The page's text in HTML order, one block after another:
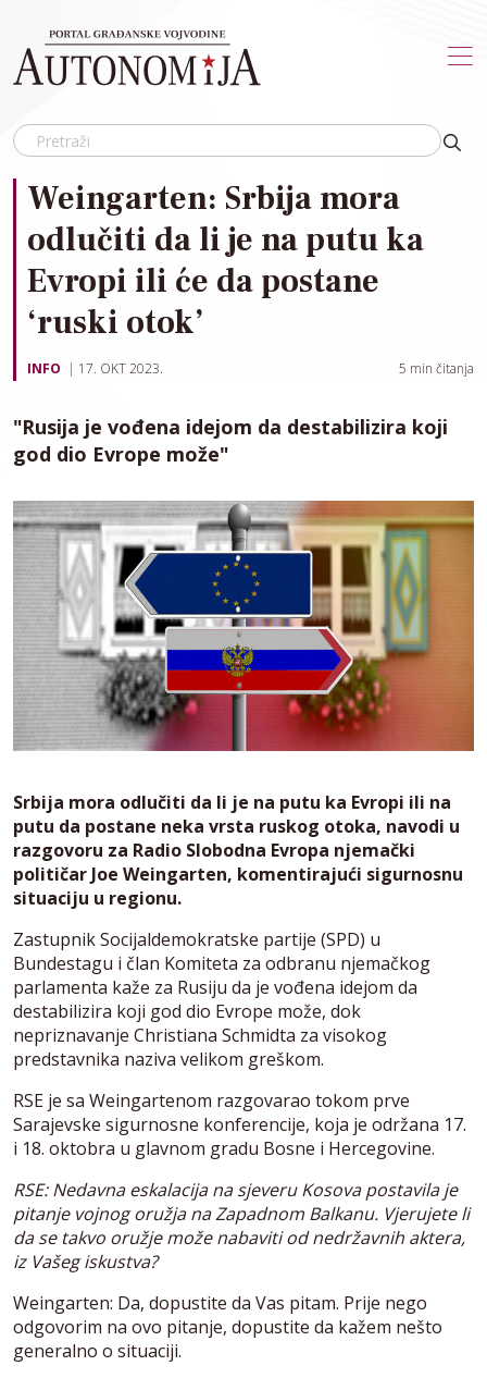
Weingarten: Srbija mora
odlučiti da li je na putu ka
Evropi ili će da postane
‘ruski otok’
INFO 17. OKT 2023. 5 min čitanja
"Rusija je vođena idejom da destabilizira koji
god dio Evrope može"
Srbija mora odlučiti da li je na putu ka Evropi ili na
putu da postane neka vrsta ruskog otoka, navodi u
razgovoru za Radio Slobodna Evropa njemački
političar Joe Weingarten, komentirajući sigurnosnu
situaciju u regionu.
Zastupnik Socijaldemokratske partije (SPD) u
Bundestagu i član Komiteta za odbranu njemačkog
parlamenta kaže za Rusiju da je vođena idejom da
destabilizira koji god dio Evrope može, dok
nepriznavanje Christiana Schmidta za visokog
predstavnika naziva velikom greškom.
RSE je sa Weingartenom razgovarao tokom prve
Sarajevske sigurnosne konferencije, koja je održana 17.
i 18. oktobra u glavnom gradu Bosne i Hercegovine.
RSE: Nedavna eskalacija na sjeveru Kosova postavila je
pitanje vojnog oružja na Zapadnom Balkanu. Vjerujete li
da se takvo oružje može nabaviti od nedržavnih aktera,
iz Vašeg iskustva?
Weingarten: Da, dopustite da Vas pitam. Prije nego
odgovorim na ovo pitanje, dopustite da kažem nešto
generalno o situaciji.